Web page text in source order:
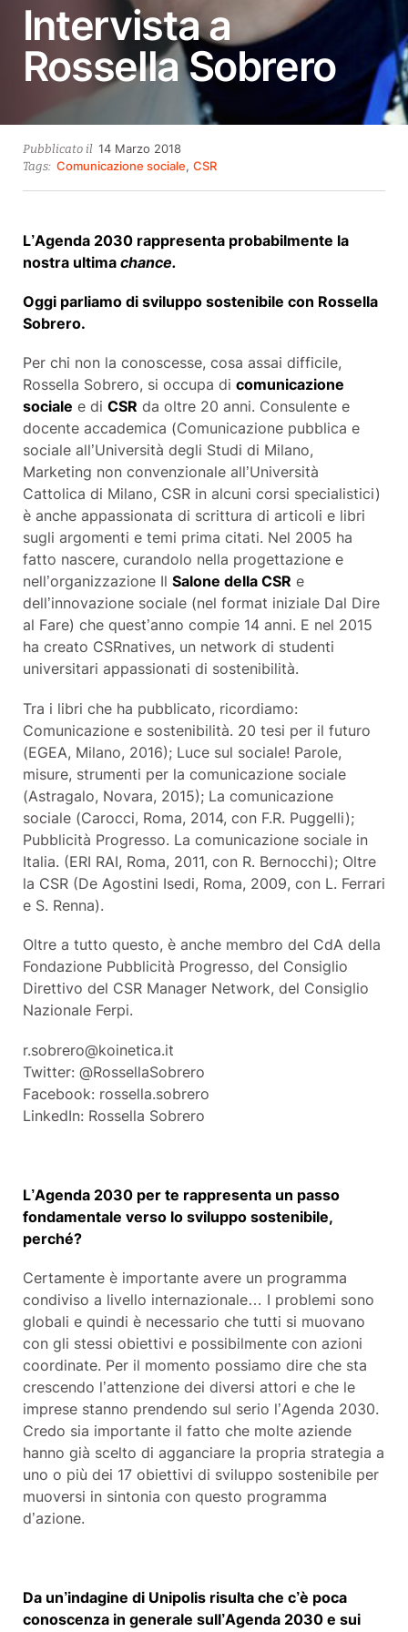
Intervista a
Rossella Sobrero
Pubblicato il 14 Marzo 201820
Aprile
Tags: Comunicazione sociale,CSR
L’Agenda 2030 rappresenta probabilmente la
nostra ultima chance.
Oggi parliamo di sviluppo sostenibile con Rossella
Sobrero.
Per chi non la conoscesse, cosa assai difficile,
Rossella Sobrero, si occupa di comunicazione
sociale e di CSR da oltre 20 anni. Consulente e
docente accademica (Comunicazione pubblica e
sociale all’Università degli Studi di Milano,
Marketing non convenzionale all’Università
Cattolica di Milano, CSR in alcuni corsi specialistici)
è anche appassionata di scrittura di articoli e libri
sugli argomenti e temi prima citati. Nel 2005 ha
fatto nascere, curandolo nella progettazione e
nell’organizzazione Il Salone della CSR e
dell’innovazione sociale (nel format iniziale Dal Dire
al Fare) che quest’anno compie 14 anni. E nel 2015
ha creato CSRnatives, un network di studenti
universitari appassionati di sostenibilità.
Tra i libri che ha pubblicato, ricordiamo:
Comunicazione e sostenibilità. 20 tesi per il futuro
(EGEA, Milano, 2016); Luce sul sociale! Parole,
misure, strumenti per la comunicazione sociale
(Astragalo, Novara, 2015); La comunicazione
sociale (Carocci, Roma, 2014, con F.R. Puggelli);
Pubblicità Progresso. La comunicazione sociale in
Italia. (ERI RAI, Roma, 2011, con R. Bernocchi); Oltre
la CSR (De Agostini Isedi, Roma, 2009, con L. Ferrari
e S. Renna).
Oltre a tutto questo, è anche membro del CdA della
Fondazione Pubblicità Progresso, del Consiglio
Direttivo del CSR Manager Network, del Consiglio
Nazionale Ferpi.
r.sobrero@koinetica.it
Twitter: @RossellaSobrero
Facebook: rossella.sobrero
LinkedIn: Rossella Sobrero
L’Agenda 2030 per te rappresenta un passo
fondamentale verso lo sviluppo sostenibile,
perché?
Certamente è importante avere un programma
condiviso a livello internazionale… I problemi sono
globali e quindi è necessario che tutti si muovano
con gli stessi obiettivi e possibilmente con azioni
coordinate. Per il momento possiamo dire che sta
crescendo l’attenzione dei diversi attori e che le
imprese stanno prendendo sul serio l’Agenda 2030.
Credo sia importante il fatto che molte aziende
hanno già scelto di agganciare la propria strategia a
uno o più dei 17 obiettivi di sviluppo sostenibile per
muoversi in sintonia con questo programma
d’azione.
Da un’indagine di Unipolis risulta che c’è poca
conoscenza in generale sull’Agenda 2030 e sui